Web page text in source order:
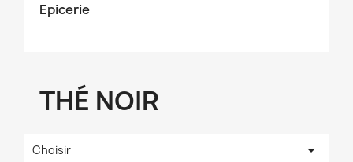
Epicerie
THÉ NOIR
Choisir 